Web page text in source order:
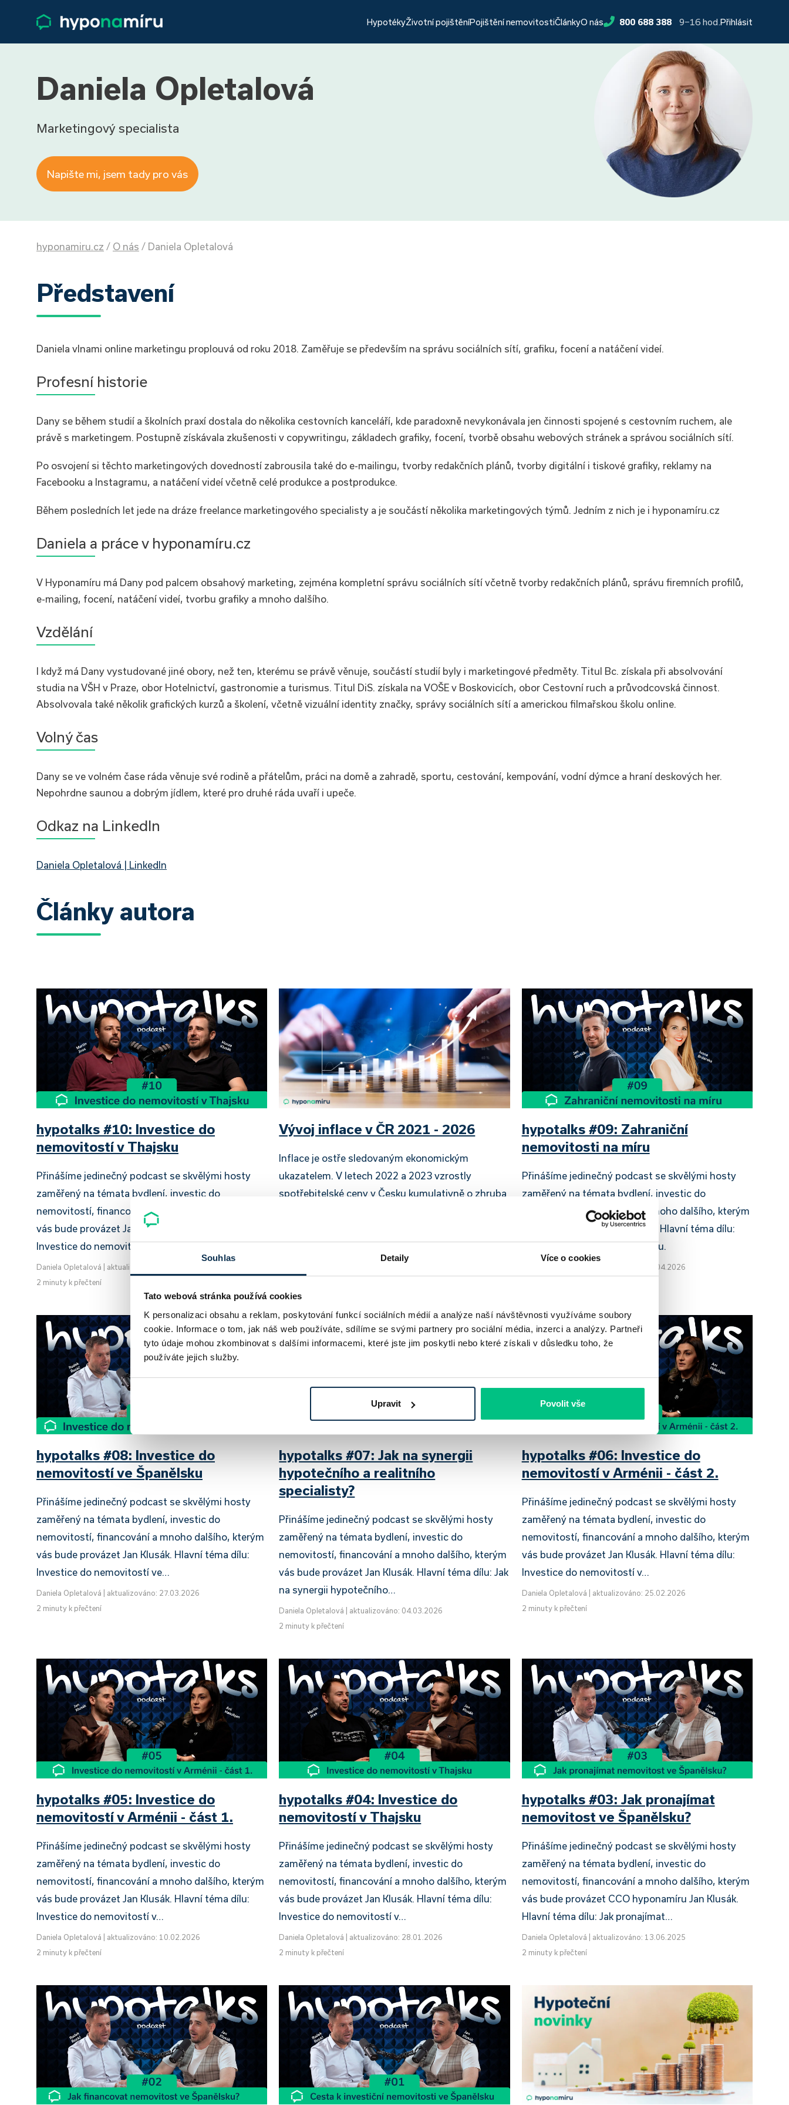
Souhlas Detaily Více o cookies
Tato webová stránka používá cookies
K personalizaci obsahu a reklam, poskytování funkcí sociálních médií a analýze naší návštěvnosti využíváme soubory
cookie. Informace o tom, jak náš web používáte, sdílíme se svými partnery pro sociální média, inzerci a analýzy. Partneři
tyto údaje mohou zkombinovat s dalšími informacemi, které jste jim poskytli nebo které získali v důsledku toho, že
používáte jejich služby.
Upravit Povolit vše
HypotékyŽivotní pojištěníPojištění nemovitostiČlánkyO nás 800 688 388 9−16 hod. Přihlásit
Daniela Opletalová
Marketingový specialista
Napište mi, jsem tady pro vás
hyponamiru.cz / O nás / Daniela Opletalová
Představení
Daniela vlnami online marketingu proplouvá od roku 2018. Zaměřuje se především na správu sociálních sítí, grafiku, focení a natáčení videí.
Profesní historie
Dany se během studií a školních praxí dostala do několika cestovních kanceláří, kde paradoxně nevykonávala jen činnosti spojené s cestovním ruchem, ale
právě s marketingem. Postupně získávala zkušenosti v copywritingu, základech grafiky, focení, tvorbě obsahu webových stránek a správou sociálních sítí.
Po osvojení si těchto marketingových dovedností zabrousila také do e-mailingu, tvorby redakčních plánů, tvorby digitální i tiskové grafiky, reklamy na
Facebooku a Instagramu, a natáčení videí včetně celé produkce a postprodukce.
Během posledních let jede na dráze freelance marketingového specialisty a je součástí několika marketingových týmů. Jedním z nich je i hyponamíru.cz
Daniela a práce v hyponamíru.cz
V Hyponamíru má Dany pod palcem obsahový marketing, zejména kompletní správu sociálních sítí včetně tvorby redakčních plánů, správu firemních profilů,
e-mailing, focení, natáčení videí, tvorbu grafiky a mnoho dalšího.
Vzdělání
I když má Dany vystudované jiné obory, než ten, kterému se právě věnuje, součástí studií byly i marketingové předměty. Titul Bc. získala při absolvování
studia na VŠH v Praze, obor Hotelnictví, gastronomie a turismus. Titul DiS. získala na VOŠE v Boskovicích, obor Cestovní ruch a průvodcovská činnost.
Absolvovala také několik grafických kurzů a školení, včetně vizuální identity značky, správy sociálních sítí a americkou filmařskou školu online.
Volný čas
Dany se ve volném čase ráda věnuje své rodině a přátelům, práci na domě a zahradě, sportu, cestování, kempování, vodní dýmce a hraní deskových her.
Nepohrdne saunou a dobrým jídlem, které pro druhé ráda uvaří i upeče.
Odkaz na LinkedIn
Daniela Opletalová | LinkedIn
Články autora
hypotalks #10: Investice do
nemovitostí v Thajsku
Přinášíme jedinečný podcast se skvělými hosty
zaměřený na témata bydlení, investic do
nemovitostí, financování a mnoho dalšího, kterým
vás bude provázet Jan Klusák. Hlavní téma dílu:
Investice do nemovitostí v…
Daniela Opletalová
aktualizováno: 29.07.2026
2 minuty k přečtení
Vývoj inflace v ČR 2021 - 2026
Inflace je ostře sledovaným ekonomickým
ukazatelem. V letech 2022 a 2023 vzrostly
spotřebitelské ceny v Česku kumulativně o zhruba
hypotalks #09: Zahraniční
nemovitosti na míru
Přinášíme jedinečný podcast se skvělými hosty
zaměřený na témata bydlení, investic do
nemovitostí, financování a mnoho dalšího, kterým
vás bude provázet Jan Klusák. Hlavní téma dílu:
Zahraniční nemovitosti na míru.
aktualizováno: 09.04.2026
hypotalks #08: Investice do
nemovitostí ve Španělsku
Přinášíme jedinečný podcast se skvělými hosty
zaměřený na témata bydlení, investic do
nemovitostí, financování a mnoho dalšího, kterým
vás bude provázet Jan Klusák. Hlavní téma dílu:
Investice do nemovitostí ve…
Daniela Opletalová
aktualizováno: 27.03.2026
2 minuty k přečtení
hypotalks #07: Jak na synergii
hypotečního a realitního
specialisty?
Přinášíme jedinečný podcast se skvělými hosty
zaměřený na témata bydlení, investic do
nemovitostí, financování a mnoho dalšího, kterým
vás bude provázet Jan Klusák. Hlavní téma dílu: Jak
na synergii hypotečního…
Daniela Opletalová
aktualizováno: 04.03.2026
2 minuty k přečtení
hypotalks #06: Investice do
nemovitostí v Arménii - část 2.
Přinášíme jedinečný podcast se skvělými hosty
zaměřený na témata bydlení, investic do
nemovitostí, financování a mnoho dalšího, kterým
vás bude provázet Jan Klusák. Hlavní téma dílu:
Investice do nemovitostí v…
Daniela Opletalová
aktualizováno: 25.02.2026
2 minuty k přečtení
hypotalks #05: Investice do
nemovitostí v Arménii - část 1.
Přinášíme jedinečný podcast se skvělými hosty
zaměřený na témata bydlení, investic do
nemovitostí, financování a mnoho dalšího, kterým
vás bude provázet Jan Klusák. Hlavní téma dílu:
Investice do nemovitostí v…
Daniela Opletalová
aktualizováno: 10.02.2026
2 minuty k přečtení
hypotalks #04: Investice do
nemovitostí v Thajsku
Přinášíme jedinečný podcast se skvělými hosty
zaměřený na témata bydlení, investic do
nemovitostí, financování a mnoho dalšího, kterým
vás bude provázet Jan Klusák. Hlavní téma dílu:
Investice do nemovitostí v…
Daniela Opletalová
aktualizováno: 28.01.2026
2 minuty k přečtení
hypotalks #03: Jak pronajímat
nemovitost ve Španělsku?
Přinášíme jedinečný podcast se skvělými hosty
zaměřený na témata bydlení, investic do
nemovitostí, financování a mnoho dalšího, kterým
vás bude provázet CCO hyponamíru Jan Klusák.
Hlavní téma dílu: Jak pronajímat…
Daniela Opletalová
aktualizováno: 13.06.2025
2 minuty k přečtení